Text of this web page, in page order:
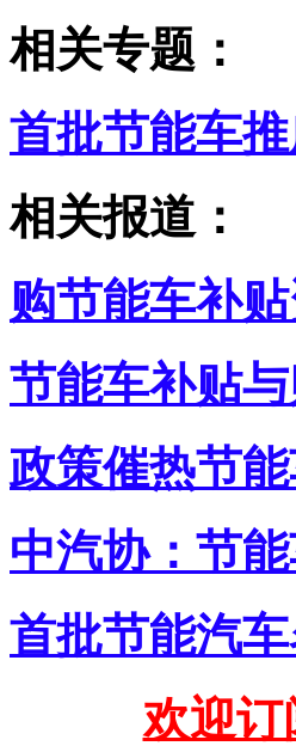
相关专题：
首批节能车
相关报道：
购节能车补
节能车补贴
政策催热节
中汽协：节
首批节能汽
欢迎